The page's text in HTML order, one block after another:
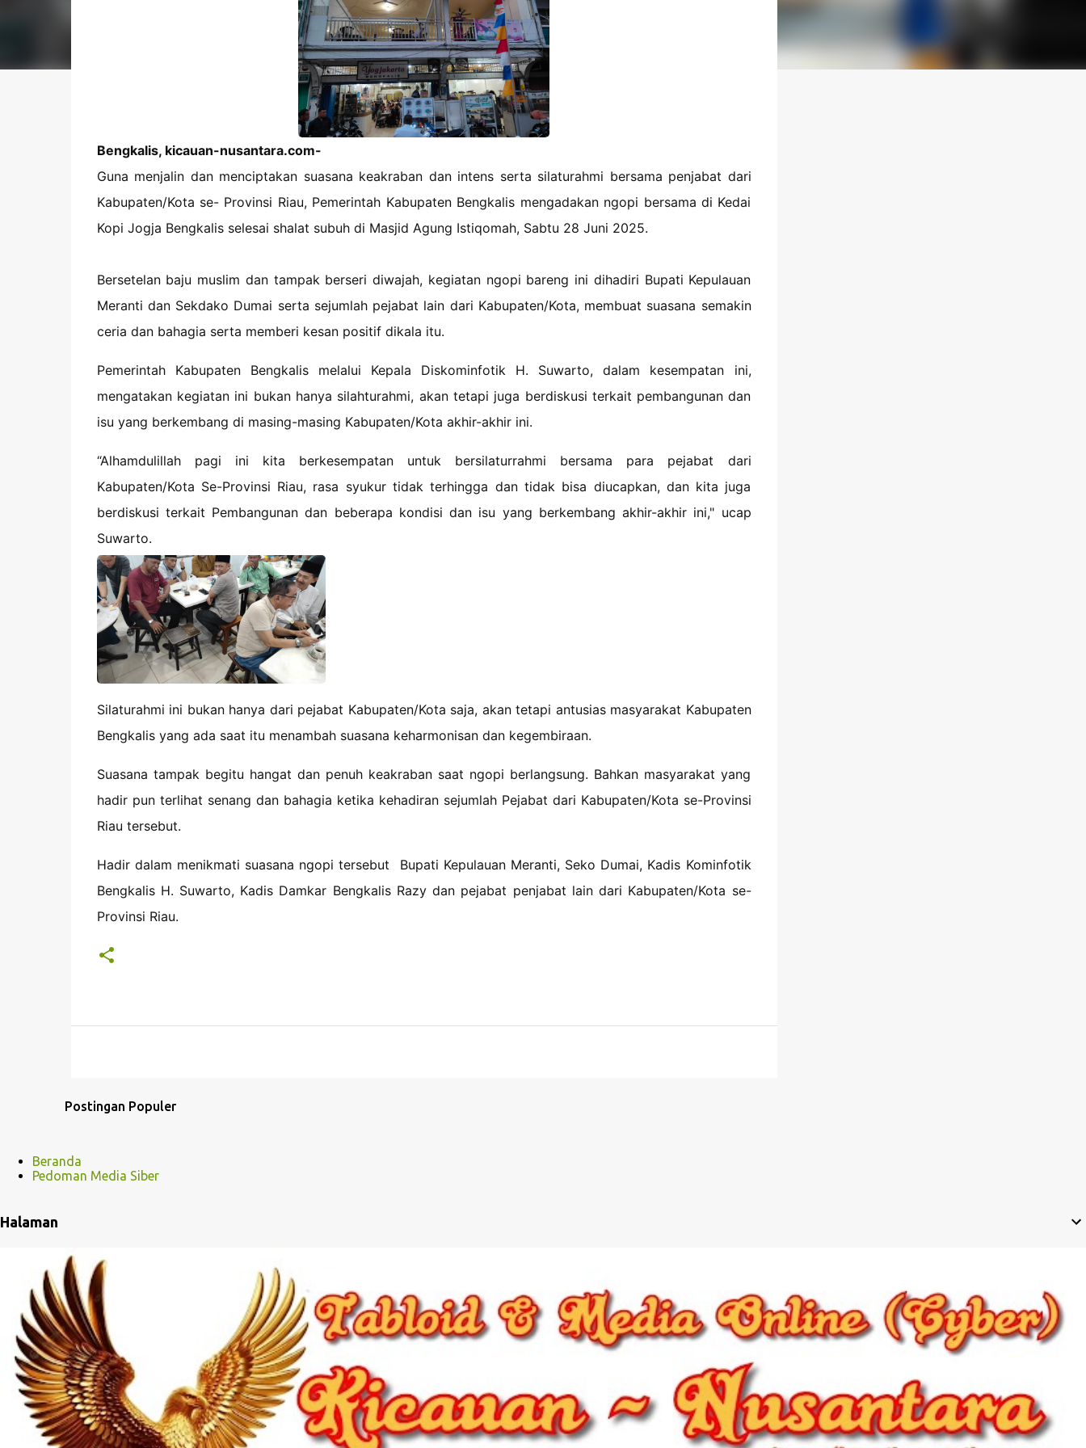
Bengkalis, kicauan-nusantara.com-
Guna menjalin dan menciptakan suasana keakraban dan intens serta silaturahmi bersama penjabat dari
Kabupaten/Kota se- Provinsi Riau, Pemerintah Kabupaten Bengkalis mengadakan ngopi bersama di Kedai
Kopi Jogja Bengkalis selesai shalat subuh di Masjid Agung Istiqomah, Sabtu 28 Juni 2025.
Bersetelan baju muslim dan tampak berseri diwajah, kegiatan ngopi bareng ini dihadiri Bupati Kepulauan
Meranti dan Sekdako Dumai serta sejumlah pejabat lain dari Kabupaten/Kota, membuat suasana semakin
ceria dan bahagia serta memberi kesan positif dikala itu.
Pemerintah Kabupaten Bengkalis melalui Kepala Diskominfotik H. Suwarto, dalam kesempatan ini,
mengatakan kegiatan ini bukan hanya silahturahmi, akan tetapi juga berdiskusi terkait pembangunan dan
isu yang berkembang di masing-masing Kabupaten/Kota akhir-akhir ini.
“Alhamdulillah pagi ini kita berkesempatan untuk bersilaturrahmi bersama para pejabat dari
Kabupaten/Kota Se-Provinsi Riau, rasa syukur tidak terhingga dan tidak bisa diucapkan, dan kita juga
berdiskusi terkait Pembangunan dan beberapa kondisi dan isu yang berkembang akhir-akhir ini," ucap
Suwarto.
Silaturahmi ini bukan hanya dari pejabat Kabupaten/Kota saja, akan tetapi antusias masyarakat Kabupaten
Bengkalis yang ada saat itu menambah suasana keharmonisan dan kegembiraan.
Suasana tampak begitu hangat dan penuh keakraban saat ngopi berlangsung. Bahkan masyarakat yang
hadir pun terlihat senang dan bahagia ketika kehadiran sejumlah Pejabat dari Kabupaten/Kota se-Provinsi
Riau tersebut.
Hadir dalam menikmati suasana ngopi tersebut Bupati Kepulauan Meranti, Seko Dumai, Kadis Kominfotik
Bengkalis H. Suwarto, Kadis Damkar Bengkalis Razy dan pejabat penjabat lain dari Kabupaten/Kota se-
Provinsi Riau.
Postingan Populer
Beranda
Pedoman Media Siber
Halaman